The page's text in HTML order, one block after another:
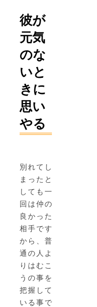
彼が
元気
のな
いと
きに
思い
やる
別れてし
まったと
しても一
回は仲の
良かった
相手です
から、普
通の人よ
りはむこ
うの事を
把握して
いる事で